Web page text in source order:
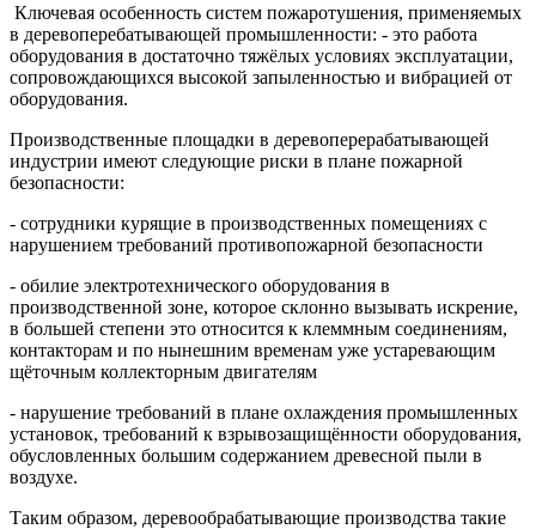
Ключевая особенность систем пожаротушения, применяемых
в деревоперебатывающей промышленности: - это работа
оборудования в достаточно тяжёлых условиях эксплуатации,
сопровождающихся высокой запыленностью и вибрацией от
оборудования.
Производственные площадки в деревоперерабатывающей
индустрии имеют следующие риски в плане пожарной
безопасности:
- сотрудники курящие в производственных помещениях с
нарушением требований противопожарной безопасности
- обилие электротехнического оборудования в
производственной зоне, которое склонно вызывать искрение,
в большей степени это относится к клеммным соединениям,
контакторам и по нынешним временам уже устаревающим
щёточным коллекторным двигателям
- нарушение требований в плане охлаждения промышленных
установок, требований к взрывозащищённости оборудования,
обусловленных большим содержанием древесной пыли в
воздухе.
Таким образом, деревообрабатывающие производства такие